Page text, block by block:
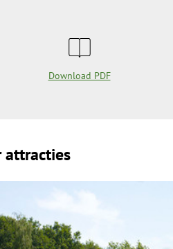
Download PDF
attracties